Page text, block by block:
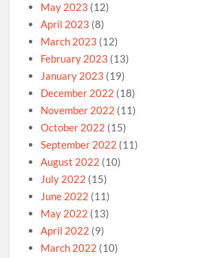
May 2023 (12)
April 2023 (8)
March 2023 (12)
February 2023 (13)
January 2023 (19)
December 2022 (18)
November 2022 (11)
October 2022 (15)
September 2022 (11)
August 2022 (10)
July 2022 (15)
June 2022 (11)
May 2022 (13)
April 2022 (9)
March 2022 (10)